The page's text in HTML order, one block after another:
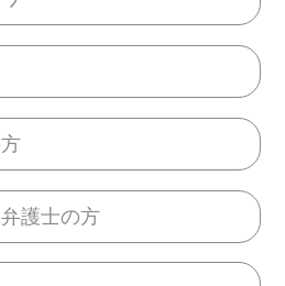
護士の方